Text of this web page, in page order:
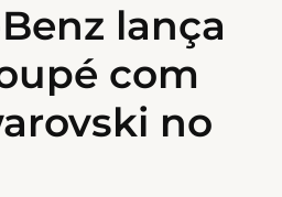
lança
com
no